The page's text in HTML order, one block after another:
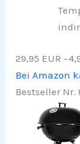
29,95 EUR
Bei Amazon
Bestseller Nr.